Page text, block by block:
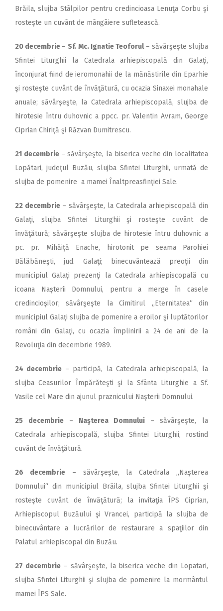
Brăila, slujba Stâlpilor pentru credincioasa Lenuţa Corbu şi
rosteşte un cuvânt de mângâiere sufletească.
20 decembrie – Sf. Mc. Ignatie Teoforul– săvârşeşte slujba
Sfintei Liturghii la Catedrala arhiepiscopală din Galaţi,
înconjurat fiind de ieromonahii de la mănăstirile din Eparhie
şi rosteşte cuvânt de învăţătură, cu ocazia Sinaxei monahale
anuale; săvârşeşte, la Catedrala arhiepiscopală, slujba de
hirotesie întru duhovnic a ppcc. pr. Valentin Avram, George
Ciprian Chiriţă şi Răzvan Dumitrescu.
21 decembrie – săvârşeşte, la biserica veche din localitatea
Lopătari, judeţul Buzău, slujba Sfintei Liturghii, urmată de
slujba de pomenire a mamei Înaltpreasfinţiei Sale.
22 decembrie – săvârşeşte, la Catedrala arhiepiscopală din
Galaţi, slujba Sfintei Liturghii şi rosteşte cuvânt de
învăţătură; săvârşeşte slujba de hirotesie întru duhovnic a
pc. pr. Mihăiţă Enache, hirotonit pe seama Parohiei
Bălăbăneşti, jud. Galaţi; binecuvântează preoţii din
municipiul Galaţi prezenţi la Catedrala arhiepiscopală cu
icoana Naşterii Domnului, pentru a merge în casele
credincioşilor; săvârşeşte la Cimitirul ,,Eternitatea“ din
municipiul Galaţi slujba de pomenire a eroilor şi luptătorilor
români din Galaţi, cu ocazia împlinirii a 24 de ani de la
Revoluţia din decembrie 1989.
24 decembrie – participă, la Catedrala arhiepiscopală, la
slujba Ceasurilor Împărăteşti şi la Sfânta Liturghie a Sf.
Vasile cel Mare din ajunul praznicului Naşterii Domnului.
25 decembrie– Naşterea Domnului – săvârşeşte, la
Catedrala arhiepiscopală, slujba Sfintei Liturghii, rostind
cuvânt de învăţătură.
26 decembrie– săvârşeşte, la Catedrala ,,Naşterea
Domnului“ din municipiul Brăila, slujba Sfintei Liturghii şi
rosteşte cuvânt de învăţătură; la invitaţia ÎPS Ciprian,
Arhiepiscopul Buzăului şi Vrancei, participă la slujba de
binecuvântare a lucrărilor de restaurare a spaţiilor din
Palatul arhiepiscopal din Buzău.
27 decembrie– săvârşeşte, la biserica veche din Lopatari,
slujba Sfintei Liturghii şi slujba de pomenire la mormântul
mamei ÎPS Sale.